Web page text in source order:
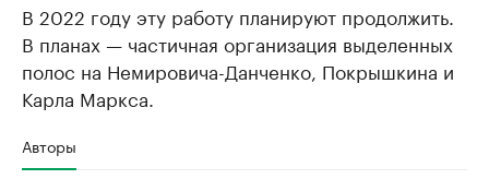
В 2022 году эту работу планируют продолжить.
В планах — частичная организация выделенных
полос на Немировича-Данченко, Покрышкина и
Карла Маркса.
Авторы